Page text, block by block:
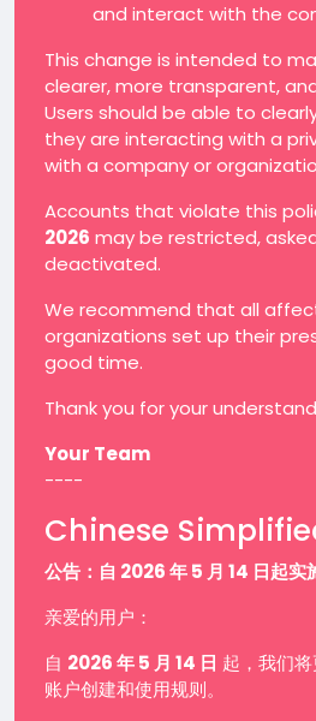
and interact with the
This change is intended to
clearer, more transparent,
Users should be able to
they are interacting with a
with a company or
Accounts that violate this
2026 may be restricted,
deactivated.
We recommend that all
organizations set up their
good time.
Thank you for your
Your Team
----
Chinese
公告：自 2026 年 5 月 14 日起实
亲爱的用户：
自 2026 年 5 月 14 日 起，我们
账户创建和使用规则。